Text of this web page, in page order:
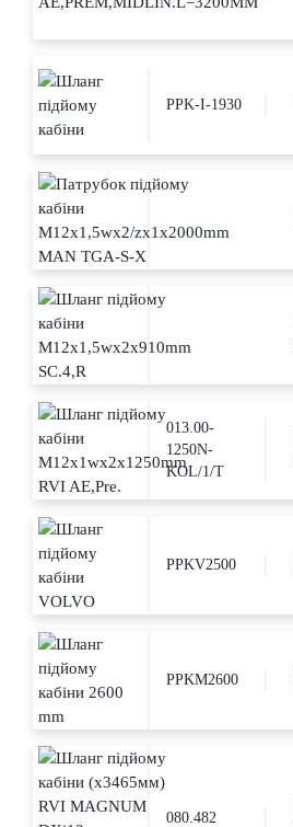
PPK-I-1930
013.00-
1250N-
KOL/1/T
PPKV2500
PPKM2600
080.482